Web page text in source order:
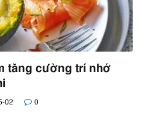
tăng cường trí nhớ
02 0